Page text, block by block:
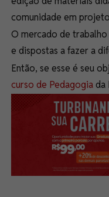
comunidade em
O mercado de
e dispostas a fazer a
Então, se esse é seu
curso de Pedagogiada